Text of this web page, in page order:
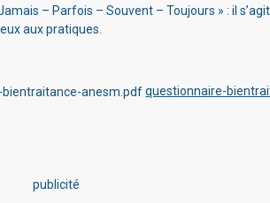
– Parfois – Souvent – Toujours » : il
aux pratiques.
questionnaire-
publicité